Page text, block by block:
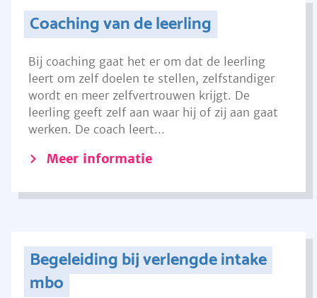
Coaching van de leerling
Bij coaching gaat het er om dat de leerling
leert om zelf doelen te stellen, zelfstandiger
wordt en meer zelfvertrouwen krijgt. De
leerling geeft zelf aan waar hij of zij aan gaat
werken. De coach leert...
Meer informatie
Begeleiding bij verlengde intake
mbo